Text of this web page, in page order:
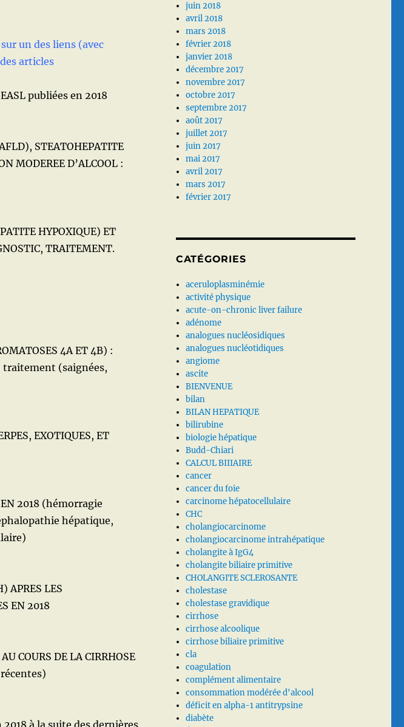
un des liens (avec
articles
publiées en 2018
STEATOHEPATITE
MODEREE D’ALCOOL :
HYPOXIQUE) ET
TRAITEMENT.
4A ET 4B) :
(saignées,
EXOTIQUES, ET
EN 2018 (hémorragie
hépatique,
APRES LES
EN 2018
COURS DE LA CIRRHOSE
2018 à la suite des dernières
juin 2018
avril 2018
mars 2018
février 2018
janvier 2018
décembre 2017
novembre 2017
octobre 2017
septembre 2017
août 2017
juillet 2017
juin 2017
mai 2017
avril 2017
mars 2017
février 2017
CATÉGORIES
aceruloplasminémie
activité physique
acute-on-chronic liver failure
adénome
analogues nucléosidiques
analogues nucléotidiques
angiome
ascite
BIENVENUE
bilan
BILAN HEPATIQUE
bilirubine
biologie hépatique
Budd-Chiari
CALCUL BIIIAIRE
cancer
cancer du foie
carcinome hépatocellulaire
CHC
cholangiocarcinome
cholangiocarcinome intrahépatique
cholangite à IgG4
cholangite biliaire primitive
CHOLANGITE SCLEROSANTE
cholestase
cholestase gravidique
cirrhose
cirrhose alcoolique
cirrhose biliaire primitive
cla
coagulation
complément alimentaire
consommation modérée d'alcool
déficit en alpha-1 antitrypsine
diabète